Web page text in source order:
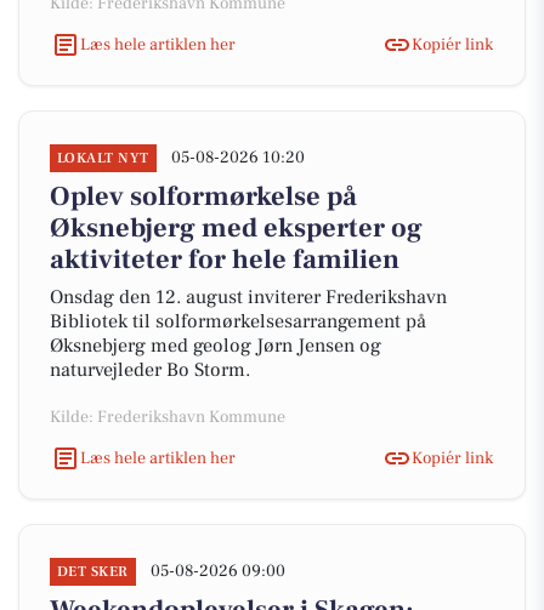
Læs hele artiklen her
Kopiér link
LOKALT NYT 05-08-2026 10:20
Oplev solformørkelse på
Øksnebjerg med eksperter og
aktiviteter for hele familien
Onsdag den 12. august inviterer Frederikshavn
Bibliotek til solformørkelsesarrangement på
Øksnebjerg med geolog Jørn Jensen og
naturvejleder Bo Storm.
Kilde: Frederikshavn Kommune
Læs hele artiklen her
Kopiér link
DET SKER 05-08-2026 09:00